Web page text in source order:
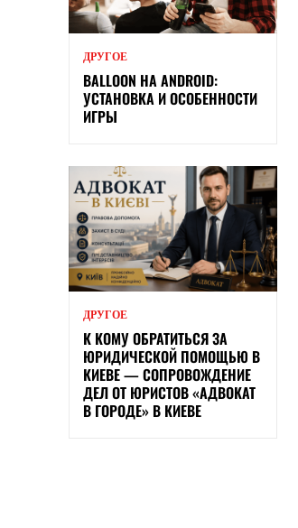
ДРУГОЕ
BALLOON НА ANDROID:
УСТАНОВКА И ОСОБЕННОСТИ
ИГРЫ
ДРУГОЕ
К КОМУ ОБРАТИТЬСЯ ЗА
ЮРИДИЧЕСКОЙ ПОМОЩЬЮ В
КИЕВЕ — СОПРОВОЖДЕНИЕ
ДЕЛ ОТ ЮРИСТОВ «АДВОКАТ
В ГОРОДЕ» В КИЕВЕ